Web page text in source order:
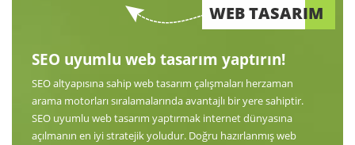
WEB TASARIM
SEO uyumlu web tasarım yaptırın!
SEO altyapısına sahip web tasarım çalışmaları herzaman
arama motorları sıralamalarında avantajlı bir yere sahiptir.
SEO uyumlu web tasarım yaptırmak internet dünyasına
açılmanın en iyi stratejik yoludur. Doğru hazırlanmış web